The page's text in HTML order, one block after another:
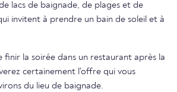
lacs de baignade, de plages et de
invitent à prendre un bain de soleil et à
finir la soirée dans un restaurant après la
certainement l'offre qui vous
du lieu de baignade.